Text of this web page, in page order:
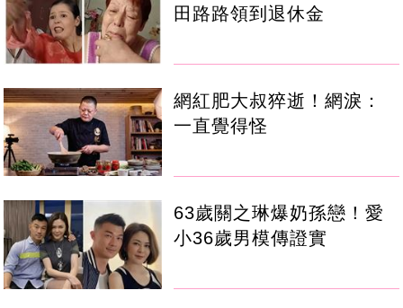
田路路領到退休金
網紅肥大叔猝逝！網淚：
一直覺得怪
63歲關之琳爆奶孫戀！愛
小36歲男模傳證實